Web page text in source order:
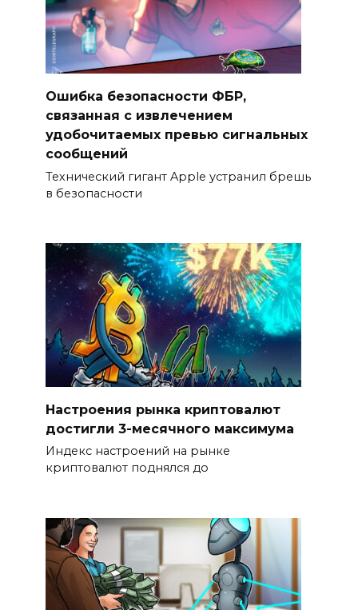
Ошибка безопасности ФБР,
связанная с извлечением
удобочитаемых превью сигнальных
сообщений
Технический гигант Apple устранил брешь
в безопасности
Настроения рынка криптовалют
достигли 3-месячного максимума
Индекс настроений на рынке
криптовалют поднялся до